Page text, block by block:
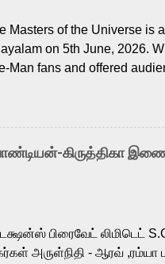
Masters of the Universe is
on 5th June, 2026.
Man fans and offered
buzz is the film’s
lends his voice to the
from Raavan, “Oru
his versatile voice and
legendary character.
கிருத்திகா
பிரைவேட் லிமிடெட்
அருள்நிதி - ஆரவ் ,ரம்யா